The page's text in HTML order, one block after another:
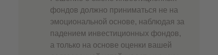
фондов должно приниматься не на
эмоциональной основе, наблюдая за
падением инвестиционных фондов,
а только на основе оценки вашей